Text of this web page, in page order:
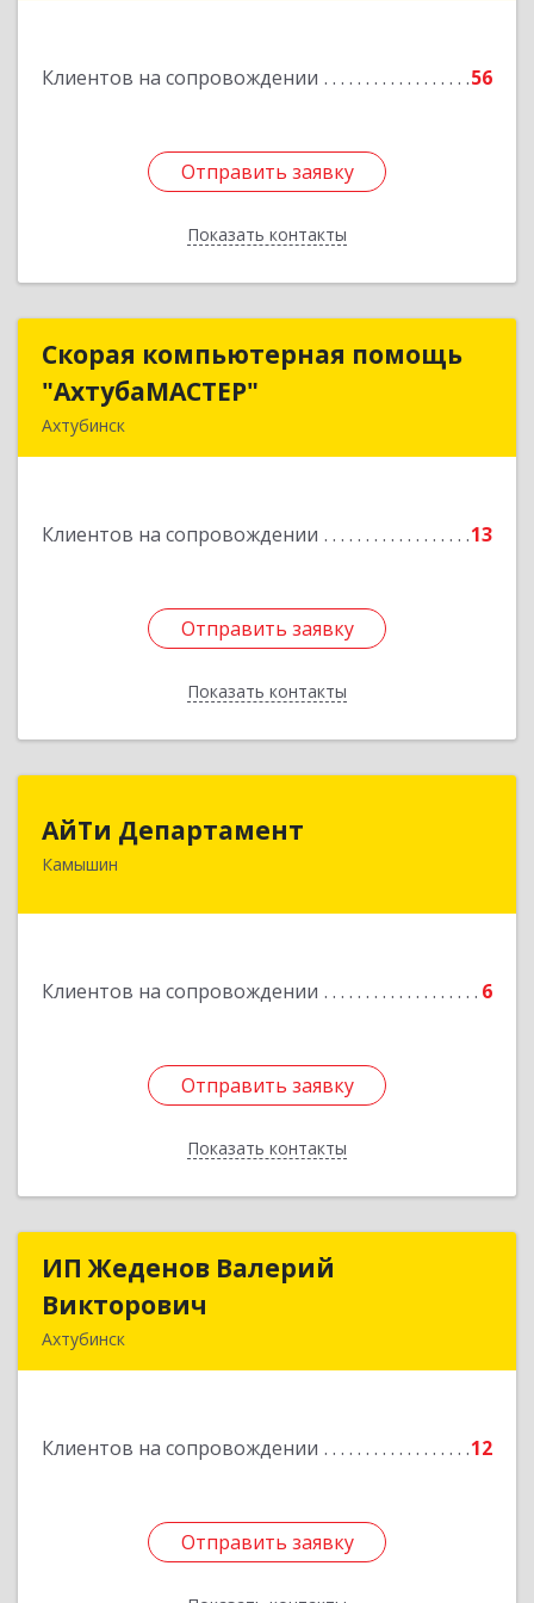
Клиентов на сопровождении 56
Отправить заявку
Показать контакты
Отправить заявку
Назад
Скорая компьютерная помощь
"АхтубаМАСТЕР"
Ахтубинск
Клиентов на сопровождении 13
Отправить заявку
Показать контакты
Скорая компьютерная помощь
Подробнее
Отправить заявку
Назад
АйТи Департамент
Камышин
Клиентов на сопровождении 6
Отправить заявку
Показать контакты
Отправить заявку
Назад
ИП Жеденов Валерий
Викторович
Ахтубинск
Клиентов на сопровождении 12
Отправить заявку
ИП Жеденов Валерий
Подробнее
Отправить заявку